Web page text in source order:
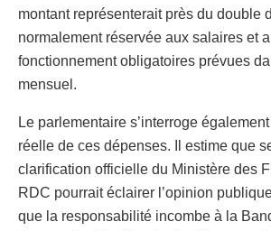
montant représenterait près du double
normalement réservée aux salaires et
fonctionnement obligatoires prévues
mensuel.
Le parlementaire s’interroge
réelle de ces dépenses. Il estime que
clarification officielle du Ministère des
RDC pourrait éclairer l’opinion
que la responsabilité incombe à la